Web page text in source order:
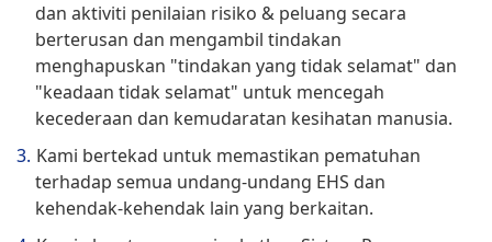
dan aktiviti penilaian risiko & peluang secara
berterusan dan mengambil tindakan
menghapuskan "tindakan yang tidak selamat" dan
"keadaan tidak selamat" untuk mencegah
kecederaan dan kemudaratan kesihatan manusia.
Kami bertekad untuk memastikan pematuhan
terhadap semua undang-undang EHS dan
kehendak-kehendak lain yang berkaitan.